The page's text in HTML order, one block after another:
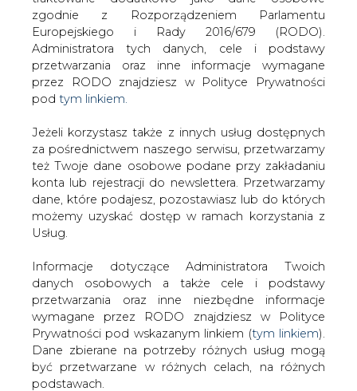
WŁĄCZ CIRE.TV
zgodnie z Rozporządzeniem Parlamentu
Europejskiego i Rady 2016/679 (RODO).
Administratora tych danych, cele i podstawy
przetwarzania oraz inne informacje wymagane
przez RODO znajdziesz w Polityce Prywatności
pod tym linkiem.
Jeżeli korzystasz także z innych usług dostępnych
za pośrednictwem naszego serwisu, przetwarzamy
też Twoje dane osobowe podane przy zakładaniu
konta lub rejestracji do newslettera. Przetwarzamy
dane, które podajesz, pozostawiasz lub do których
możemy uzyskać dostęp w ramach korzystania z
Usług.
Informacje dotyczące Administratora Twoich
danych osobowych a także cele i podstawy
przetwarzania oraz inne niezbędne informacje
wymagane przez RODO znajdziesz w Polityce
Prywatności pod wskazanym linkiem (tym linkiem).
Dane zbierane na potrzeby różnych usług mogą
być przetwarzane w różnych celach, na różnych
podstawach.
Strona główna RYNEK GAZU /
Arabia Saudyjska
zainwestuje w energetykę 100 miliardów USD
2009-11-13 00:00
skomentuj
udostępnij:
Arabia Saudyjska zainwestuje w
energetykę 100 miliardów USD